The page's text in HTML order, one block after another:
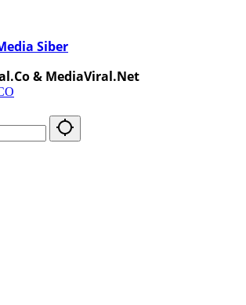
Siber
& MediaViral.Net